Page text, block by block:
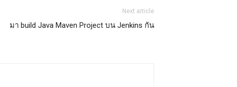
Next article
มา build Java Maven Project บน Jenkins กัน